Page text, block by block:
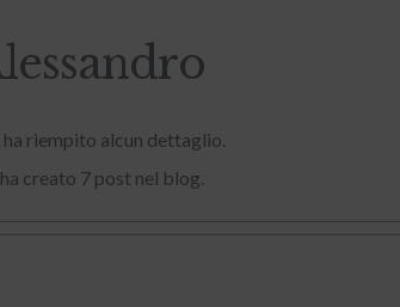
riempito alcun dettaglio.
creato 7 post nel blog.